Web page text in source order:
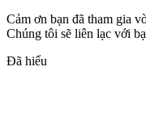
Cảm ơn bạn đã tham gia
Chúng tôi sẽ liên lạc với
Đã hiểu